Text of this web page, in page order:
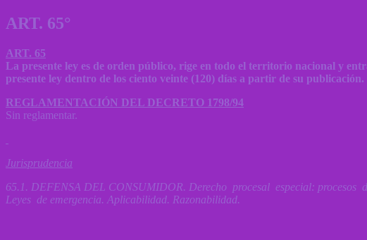
ART. 65°
ART. 65
La presente ley es de orden público, rige en todo el territorio nacional y
presente ley dentro de los ciento veinte (120) días a partir de su publicación.
REGLAMENTACIÓN DEL DECRETO 1798/94
Sin reglamentar.
Jurisprudencia
65.1. DEFENSA DEL CONSUMIDOR. Derecho procesal especial: procesos
Leyes de emergencia. Aplicabilidad. Razonabilidad.